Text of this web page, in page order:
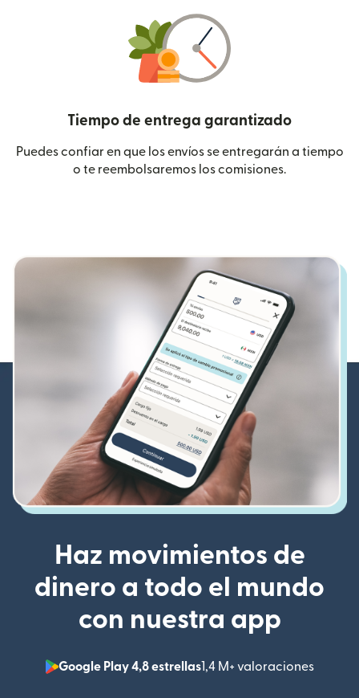
Tiempo de entrega garantizado
Puedes confiar en que los envíos se entregarán a tiempo
o te reembolsaremos los comisiones.
Haz movimientos de
dinero a todo el mundo
con nuestra app
Google Play 4,8 estrellas1,4 M+ valoraciones
(se